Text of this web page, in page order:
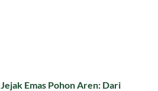
Jejak Emas Pohon Aren: Dari